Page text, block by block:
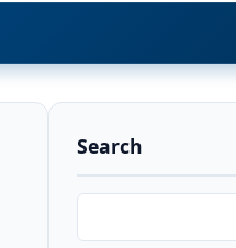
Search